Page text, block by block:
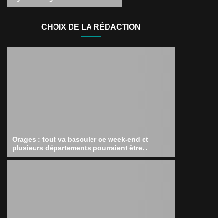
CHOIX DE LA RÉDACTION
Orages : tout va basculer ce week-end et
plusieurs départements pourraient être...